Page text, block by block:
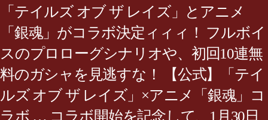
「テイルズ オブ ザ レイズ」とアニメ
「銀魂」がコラボ決定ィィィ！ フルボイ
スのプロローグシナリオや、初回10連無
料のガシャを見逃すな！ 【公式】「テイ
ルズ オブ ザ レイズ」×アニメ「銀魂」コ
ラボ … コラボ開始を記念して、1月30日